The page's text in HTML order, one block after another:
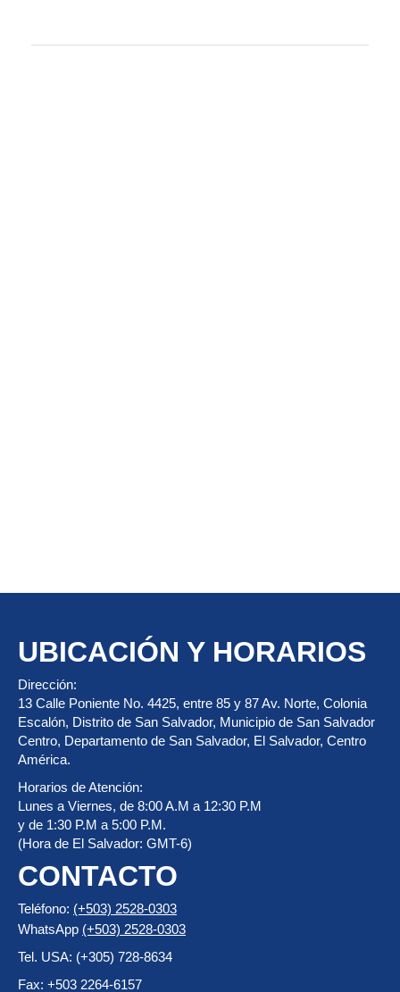
UBICACIÓN Y HORARIOS
Dirección:
13 Calle Poniente No. 4425, entre 85 y 87 Av. Norte, Colonia
Escalón, Distrito de San Salvador, Municipio de San Salvador
Centro, Departamento de San Salvador, El Salvador, Centro
América.
Horarios de Atención:
Lunes a Viernes, de 8:00 A.M a 12:30 P.M
y de 1:30 P.M a 5:00 P.M.
(Hora de El Salvador: GMT-6)
CONTACTO
Teléfono: (+503) 2528-0303
WhatsApp (+503) 2528-0303
Tel. USA: (+305) 728-8634
Fax: +503 2264-6157